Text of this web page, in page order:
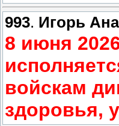
993. Игорь
8 июня
войскам
здоровья,